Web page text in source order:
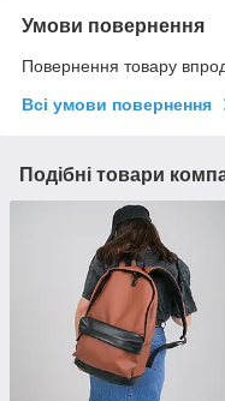
Умови повернення
Повернення товару
Всі умови повернення
Подібні товари